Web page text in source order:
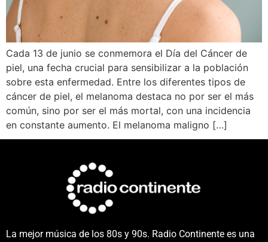
Cada 13 de junio se conmemora el Día del Cáncer de
piel, una fecha crucial para sensibilizar a la población
sobre esta enfermedad. Entre los diferentes tipos de
cáncer de piel, el melanoma destaca no por ser el más
común, sino por ser el más mortal, con una incidencia
en constante aumento. El melanoma maligno […]
La mejor música de los 80s y 90s. Radio Continente es una